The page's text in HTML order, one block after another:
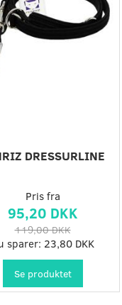
DRESSURLINE
Pris fra
95,20 DKK
119,00 DKK
sparer: 23,80 DKK
Se produktet